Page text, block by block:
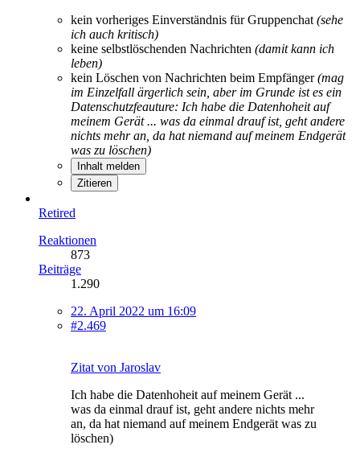
kein vorheriges Einverständnis für Gruppenchat (sehe
ich auch kritisch)
keine selbstlöschenden Nachrichten (damit kann ich
leben)
kein Löschen von Nachrichten beim Empfänger(mag
im Einzelfall ärgerlich sein, aber im Grunde ist es ein
Datenschutzfeauture: Ich habe die Datenhoheit auf
meinem Gerät ... was da einmal drauf ist, geht andere
nichts mehr an, da hat niemand auf meinem Endgerät
was zu löschen)
Inhalt melden
Zitieren
Retired
Reaktionen
873
Beiträge
1.290
22. April 2022 um 16:09
#2.469
Zitat von Jaroslav
Ich habe die Datenhoheit auf meinem Gerät ...
was da einmal drauf ist, geht andere nichts mehr
an, da hat niemand auf meinem Endgerät was zu
löschen)